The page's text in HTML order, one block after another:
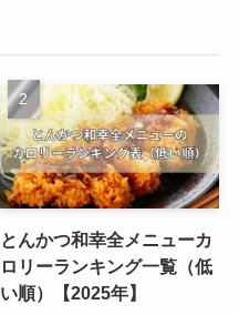
とんかつ和幸全メニューカ
ロリーランキング一覧（低
い順）【2025年】